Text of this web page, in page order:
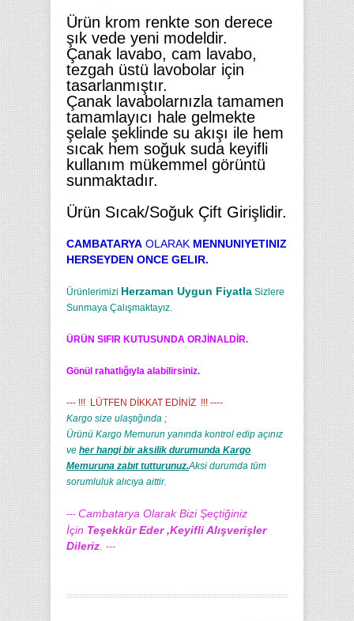
Ürün krom renkte son derece
şık vede yeni modeldir.
Çanak lavabo, cam lavabo,
tezgah üstü lavobolar için
tasarlanmıştır.
Çanak lavabolarnızla tamamen
tamamlayıcı hale gelmekte
şelale şeklinde su akışı ile hem
sıcak hem soğuk suda keyifli
kullanım mükemmel görüntü
sunmaktadır.
Ürün Sıcak/Soğuk Çift Girişlidir.
CAMBATARYA OLARAK MENNUNIYETINIZ
HERSEYDEN ONCE GELIR.
Ürünlerimizi Herzaman Uygun Fiyatla Sizlere
Sunmaya Çalışmaktayız.
ÜRÜN SIFIR KUTUSUNDA ORJİNALDİR.
Gönül rahatlığıyla alabilirsiniz.
--- !!! LÜTFEN DİKKAT EDİNİZ !!! ----
Kargo size ulaştığında ;
Ürünü Kargo Memurun yanında kontrol edip açınız
ve her hangi bir aksilik durumunda Kargo
Memuruna zabıt tutturunuz.Aksi durumda tüm
sorumluluk alıcıya aittir.
--- Cambatarya Olarak Bizi Şeçtiğiniz
İçin Teşekkür Eder ,Keyifli Alışverişler
Dileriz ---